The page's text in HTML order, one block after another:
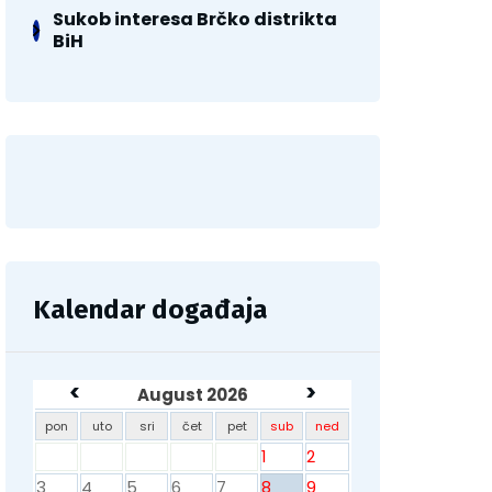
Sukob interesa Brčko distrikta
BiH
Kalendar događaja
< August 2026 >
pon uto sri čet pet sub ned
1
2
3
4 5 6 7 8 9